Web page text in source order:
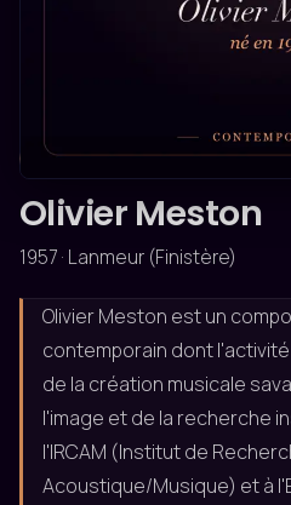
CONTEMPORAIN
Olivier Meston
1957 · Lanmeur (Finistère)
Olivier Meston est un
contemporain dont
de la création musicale
l'image et de la recherche
l'IRCAM (Institut de
Acoustique/Musique) et à